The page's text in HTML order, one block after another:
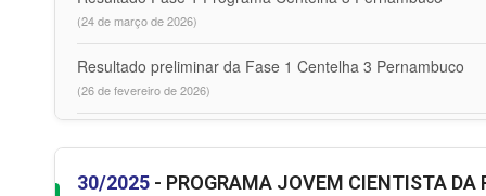
(24 de março de 2026)
Resultado preliminar da Fase 1 Centelha 3 Pernambuco
(26 de fevereiro de 2026)
30/2025 - PROGRAMA JOVEM CIENTISTA DA